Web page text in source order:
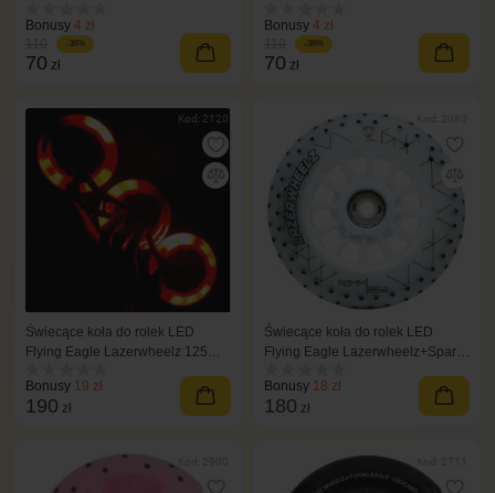
Bonusy 4 zł
-36%
70 zł
Bonusy 4 zł
-36%
70 zł
Kod: 2120
Świecące koła do rolek LED
Flying Eagle Lazerwheelz 125
Bonusy 19 zł
190 zł
Świecące koła do rolek LED
Flying Eagle Lazerwheelz+Sparks
Bonusy 18 zł
180 zł